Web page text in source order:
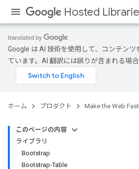
Hosted
Google は AI 技術を使用して、コンテン
ています。AI 翻訳には誤りが含まれる場合
ホーム プロダクト Make the Web
このページの内容
ライブラリ
Bootstrap
Bootstrap-Table